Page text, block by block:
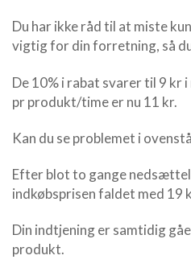
Du har ikke råd til at miste
vigtig for din forretning, så
De 10% i rabat svarer til 9 kr
pr produkt/time er nu 11 kr.
Kan du se problemet i
Efter blot to gange
indkøbsprisen faldet med 19
Din indtjening er samtidig
produkt.